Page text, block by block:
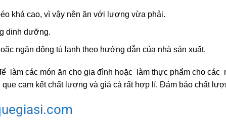
khá cao, vì vậy nên ăn với lượng vừa phải.
dinh dưỡng.
ngăn đông tủ lạnh theo hướng dẫn của nhà sản xuất.
làm các món ăn cho gia đình hoặc làm thực phẩm cho
cam kết chất lượng và giá cả rất hợp lí. Đảm bảo chất